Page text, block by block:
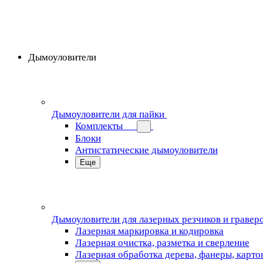
Дымоуловители
Дымоуловители для пайки
Комплекты
Блоки
Антистатические дымоуловители
Еще
Дымоуловители для лазерных резчиков и
Лазерная маркировка и кодировка
Лазерная очистка, разметка и сверление
Лазерная обработка дерева, фанеры,